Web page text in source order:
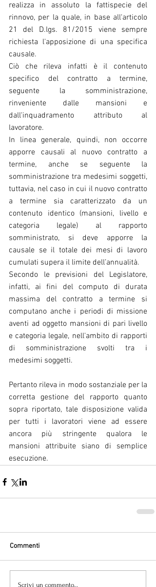
realizza in assoluto la fattispecie del
rinnovo, per la quale, in base all'articolo
21 del D.lgs. 81/2015 viene sempre
richiesta l'apposizione di una specifica
causale.
Ciò che rileva infatti è il contenuto
specifico del contratto a termine,
seguente la somministrazione,
rinveniente dalle mansioni e
dall'inquadramento attributo al
lavoratore.
In linea generale, quindi, non occorre
apporre causali al nuovo contratto a
termine, anche se seguente la
somministrazione tra medesimi soggetti,
tuttavia, nel caso in cui il nuovo contratto
a termine sia caratterizzato da un
contenuto identico (mansioni, livello e
categoria legale) al rapporto
somministrato, si deve apporre la
causale se il totale dei mesi di lavoro
cumulati supera il limite dell’annualità.
Secondo le previsioni del Legislatore,
infatti, ai fini del computo di durata
massima del contratto a termine si
computano anche i periodi di missione
aventi ad oggetto mansioni di pari livello
e categoria legale, nell'ambito di rapporti
di somministrazione svolti tra i
medesimi soggetti.
Pertanto rileva in modo sostanziale per la
corretta gestione del rapporto quanto
sopra riportato, tale disposizione valida
per tutti i lavoratori viene ad essere
ancora più stringente qualora le
mansioni attribuite siano di semplice
esecuzione.
Commenti
Scrivi un commento...